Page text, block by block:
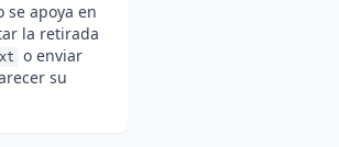
se apoya en
la retirada
o enviar
su